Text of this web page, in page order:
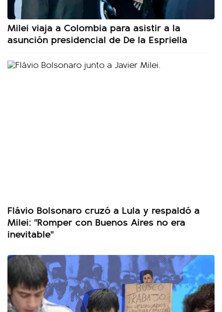
Milei viaja a Colombia para asistir a la
asunción presidencial de De la Espriella
Flávio Bolsonaro cruzó a Lula y respaldó a
Milei: "Romper con Buenos Aires no era
inevitable"